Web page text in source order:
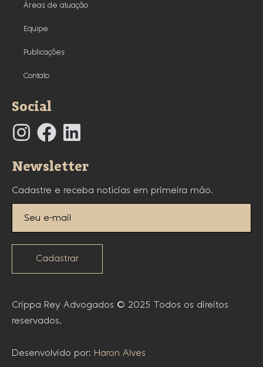
Áreas de atuação
Equipe
Publicações
Contato
Social
Newsletter
Cadastre e receba notícias em primeira mão.
Cadastrar
Crippa Rey Advogados © 2025 Todos os direitos
reservados.
Desenvolvido por: Haron Alves